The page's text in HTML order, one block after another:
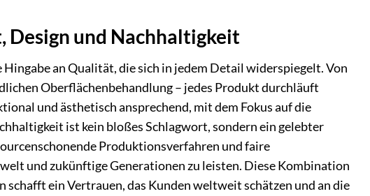
Design und Nachhaltigkeit
an Qualität, die sich in jedem Detail widerspiegelt. Von
Oberflächenbehandlung – jedes Produkt durchläuft
und ästhetisch ansprechend, mit dem Fokus auf die
ist kein bloßes Schlagwort, sondern ein gelebter
Produktionsverfahren und faire
und zukünftige Generationen zu leisten. Diese Kombination
ein Vertrauen, das Kunden weltweit schätzen und an die